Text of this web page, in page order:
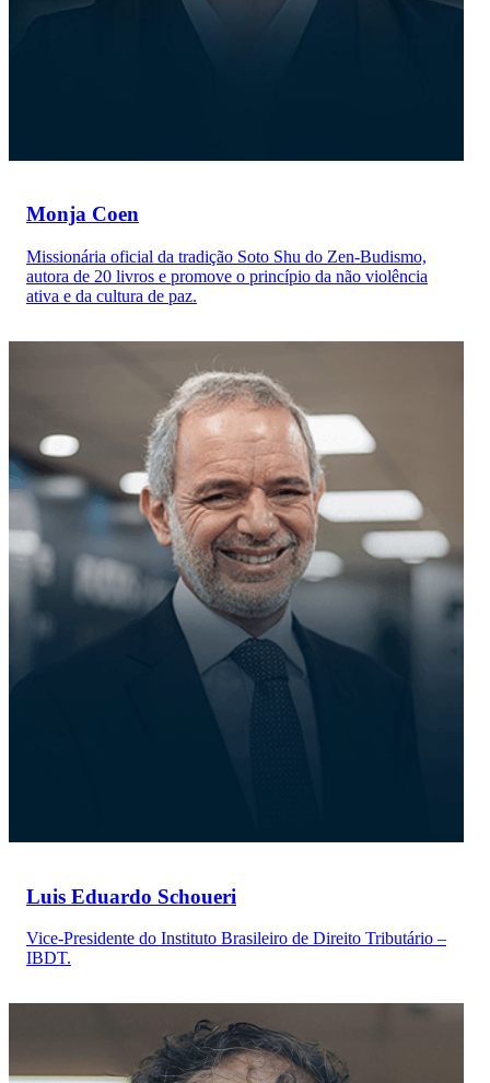
Monja Coen
Missionária oficial da tradição Soto Shu do Zen-Budismo,
autora de 20 livros e promove o princípio da não violência
ativa e da cultura de paz.
Luis Eduardo Schoueri
Vice-Presidente do Instituto Brasileiro de Direito Tributário –
IBDT.